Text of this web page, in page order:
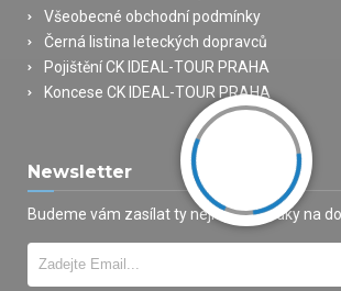
Všeobecné obchodní podmínky
Černá listina leteckých dopravců
Pojištění CK IDEAL-TOUR PRAHA
Koncese CK IDEAL-TOUR PRAHA
Newsletter
Budeme vám zasílat ty nejlepší nabídky na